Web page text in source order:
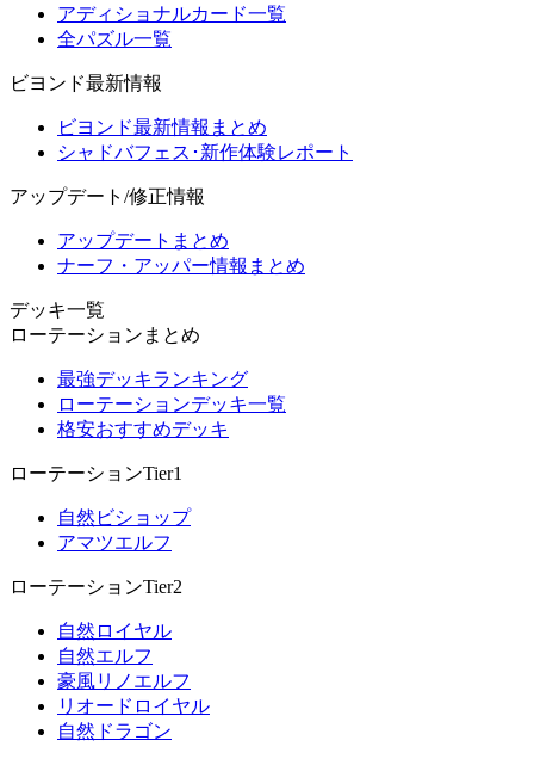
アディショナルカード一覧
全パズル一覧
ビヨンド最新情報
ビヨンド最新情報まとめ
シャドバフェス･新作体験レポート
アップデート/修正情報
アップデートまとめ
ナーフ・アッパー情報まとめ
デッキ一覧
ローテーションまとめ
最強デッキランキング
ローテーションデッキ一覧
格安おすすめデッキ
ローテーションTier1
自然ビショップ
アマツエルフ
ローテーションTier2
自然ロイヤル
自然エルフ
豪風リノエルフ
リオードロイヤル
自然ドラゴン